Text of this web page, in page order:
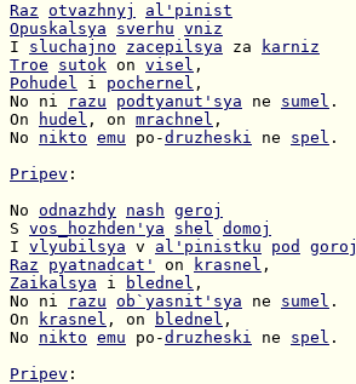
Raz otvazhnyj
al'pinist
Opuskalsya
sverhu vniz
I sluchajno zacepilsya za
karniz
Troe
sutok on visel
Pohudel i pochernel
No ni
razu podtyanut'sya ne sumel
On
hudel , on mrachnel
No nikto emu po-druzheski ne spel .
Pripev :
No odnazhdy nash geroj
S vos_hozhden'ya shel domoj
I vlyubilsya v al'pinistku pod goroj
Raz
pyatnadcat' on krasnel
Zaikalsya i blednel
No ni
razu ob`yasnit'sya ne sumel
On
krasnel , on blednel
No nikto emu po-druzheski ne spel .
Pripev :